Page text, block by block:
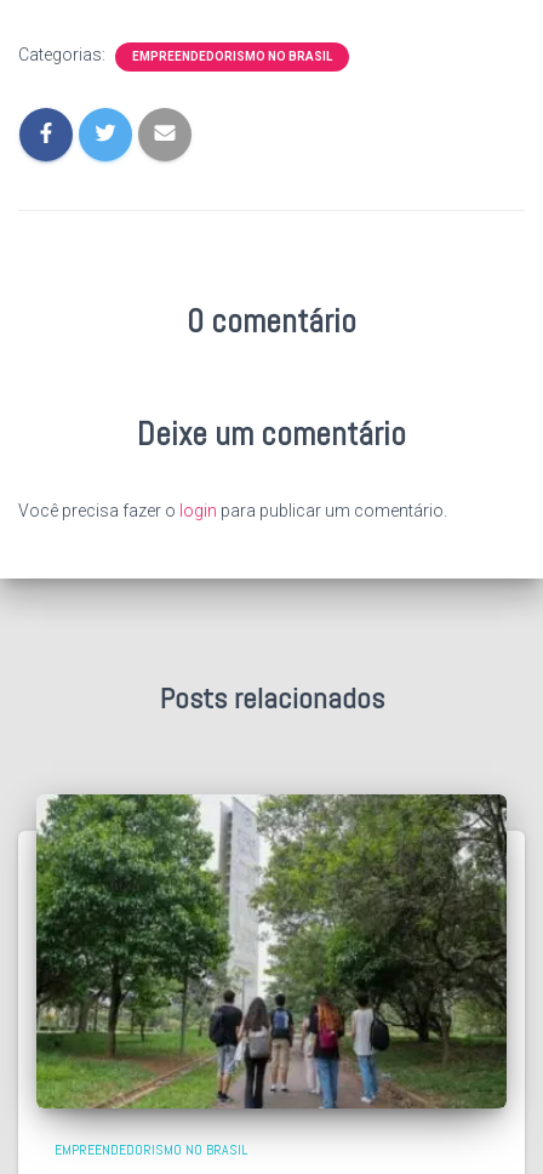
Categorias: EMPREENDEDORISMO NO BRASIL
0 comentário
Deixe um comentário
Você precisa fazer o login para publicar um comentário.
Posts relacionados
EMPREENDEDORISMO NO BRASIL